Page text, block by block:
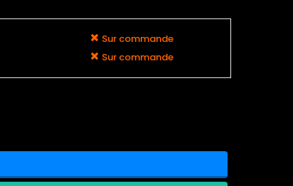
Sur commande
Sur commande